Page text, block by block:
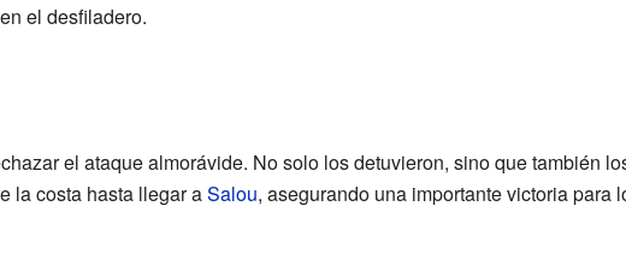
el desfiladero.
el ataque almorávide. No solo los detuvieron, sino que también
la costa hasta llegar aSalou, asegurando una importante victoria para